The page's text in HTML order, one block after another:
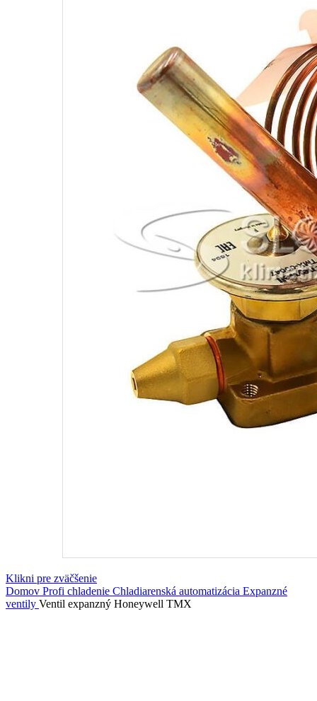
Klikni pre zväčšenie
Domov Profi chladenie Chladiarenská automatizácia Expanzné
ventily Ventil expanzný Honeywell TMX